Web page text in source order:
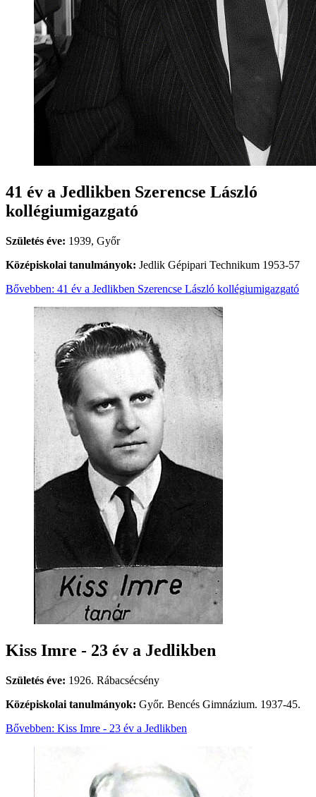
41 év a Jedlikben Szerencse László
kollégiumigazgató
Születés éve: 1939, Győr
Középiskolai tanulmányok: Jedlik Gépipari Technikum 1953-57
Bővebben: 41 év a Jedlikben Szerencse László kollégiumigazgató
Kiss Imre - 23 év a Jedlikben
Születés éve: 1926. Rábacsécsény
Középiskolai tanulmányok: Győr. Bencés Gimnázium. 1937-45.
Bővebben: Kiss Imre - 23 év a Jedlikben